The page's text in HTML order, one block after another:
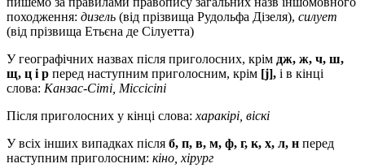
походження: дизель (від прізвища Рудольфа Дізеля), силует
(від прізвища Етьєна де Сілуетта)
У географічних назвах після приголосних, крім дж, ж, ч, ш,
щ, ц і р перед наступним приголосним, крім [j], і в кінці
слова: Канзас-Сіті, Міссісіпі
Після приголосних у кінці слова: харакірі, віскі
У всіх інших випадках після б, п, в, м, ф, г, к, х, л, н перед
наступним приголосним: кіно, хірург